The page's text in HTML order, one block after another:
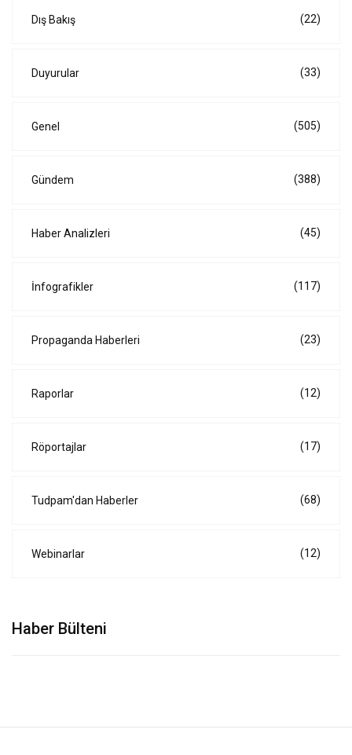
Dış Bakış (22)
Duyurular (33)
Genel (505)
Gündem (388)
Haber Analizleri (45)
İnfografikler (117)
Propaganda Haberleri (23)
Raporlar (12)
Röportajlar (17)
Tudpam'dan Haberler (68)
Webinarlar (12)
Haber Bülteni